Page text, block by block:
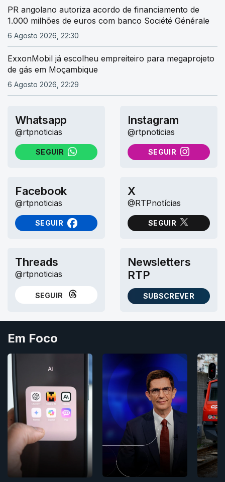
PR angolano autoriza acordo de financiamento de
1.000 milhões de euros com banco Société Générale
6 Agosto 2026, 22:30
ExxonMobil já escolheu empreiteiro para megaprojeto
de gás em Moçambique
6 Agosto 2026, 22:29
Whatsapp
@rtpnoticias
SEGUIR
NO WHATSAPP
Instagram
@rtpnoticias
SEGUIR
NO INSTAGRAM
Facebook
@rtpnoticias
SEGUIR
NO FACEBOOK
X
@RTPnotícias
SEGUIR
NO X (TWITTER)
Threads
@rtpnoticias
SEGUIR
NO THREADS
Newsletters
RTP
SUBSCREVER
AS NEWSLETTERS RTP
Em Foco